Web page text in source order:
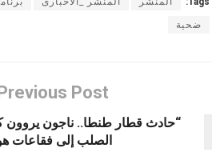
ضحية
Post
“حادث قطار طنطا.. ناجون
الصلب إلى فقاعات